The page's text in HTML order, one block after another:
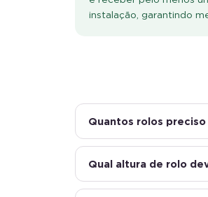
instalação, garantindo
Quantos rolos preciso
Qual altura de rolo